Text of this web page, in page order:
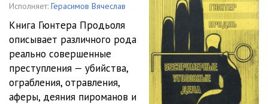
22:51
02_02_Glavnyy psiholog 22:42
02_03_Mesta v tyurme byli na rashvat 29:33
03_01_Mesta v tyurme byli na rashvat 29:08
Исполняет: Герасимов Вячеслав
Книга Гюнтера Продьоля
описывает различного рода
реально совершенные
преступления — убийства,
ограбления, отравления,
аферы, деяния пироманов и